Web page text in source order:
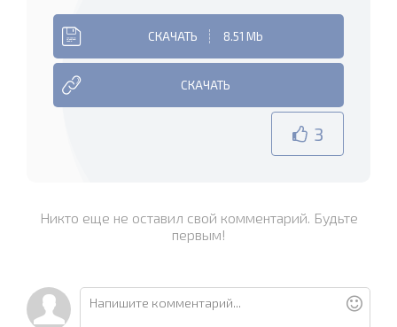
СКАЧАТЬ 8.51 Mb
СКАЧАТЬ
3
Никто еще не оставил свой комментарий. Будьте
первым!